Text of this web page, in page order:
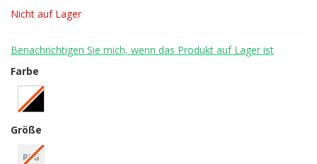
Nicht auf Lager
Benachrichtigen Sie mich, wenn das Produkt auf Lager ist
Farbe
Größe
REG